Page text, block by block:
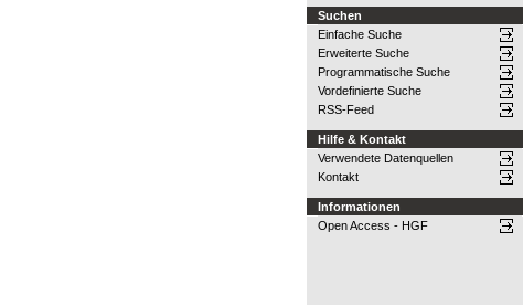
Suchen
Einfache Suche
Erweiterte Suche
Programmatische Suche
Vordefinierte Suche
RSS-Feed
Hilfe & Kontakt
Verwendete Datenquellen
Kontakt
Informationen
Open Access - HGF